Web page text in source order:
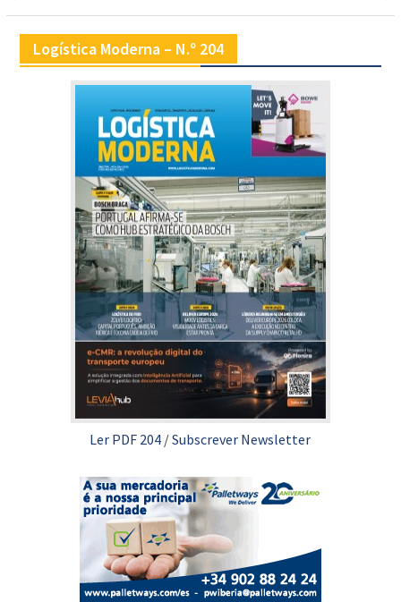
Logística Moderna – N.º 204
Ler PDF 204 /Subscrever Newsletter